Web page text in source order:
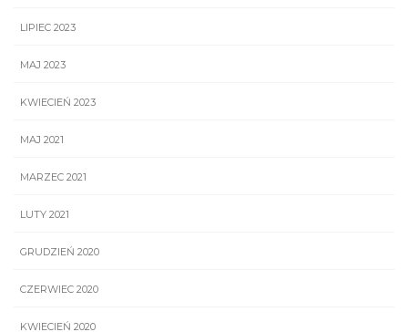
LIPIEC 2023
MAJ 2023
KWIECIEŃ 2023
MAJ 2021
MARZEC 2021
LUTY 2021
GRUDZIEŃ 2020
CZERWIEC 2020
KWIECIEŃ 2020